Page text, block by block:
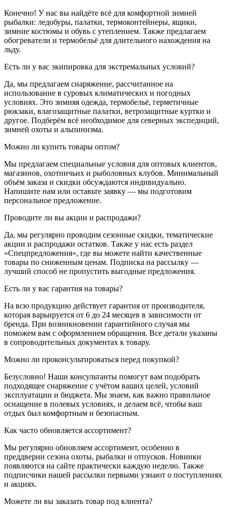
Конечно! У нас вы найдёте всё для комфортной зимней
рыбалки: ледобуры, палатки, термоконтейнеры, ящики,
зимние костюмы и обувь с утеплением. Также предлагаем
обогреватели и термобельё для длительного нахождения на
льду.
Есть ли у вас экипировка для экстремальных условий?
Да, мы предлагаем снаряжение, рассчитанное на
использование в суровых климатических и погодных
условиях. Это зимняя одежда, термобельё, герметичные
рюкзаки, влагозащитные палатки, ветрозащитные куртки и
другое. Подберём всё необходимое для северных экспедиций,
зимней охоты и альпинизма.
Можно ли купить товары оптом?
Мы предлагаем специальные условия для оптовых клиентов,
магазинов, охотничьих и рыболовных клубов. Минимальный
объём заказа и скидки обсуждаются индивидуально.
Напишите нам или оставьте заявку — мы подготовим
персональное предложение.
Проводите ли вы акции и распродажи?
Да, мы регулярно проводим сезонные скидки, тематические
акции и распродажи остатков. Также у нас есть раздел
«Спецпредложения», где вы можете найти качественные
товары по сниженным ценам. Подписка на рассылку —
лучший способ не пропустить выгодные предложения.
Есть ли у вас гарантия на товары?
На всю продукцию действует гарантия от производителя,
которая варьируется от 6 до 24 месяцев в зависимости от
бренда. При возникновении гарантийного случая мы
поможем вам с оформлением обращения. Все детали указаны
в сопроводительных документах к товару.
Можно ли проконсультироваться перед покупкой?
Безусловно! Наши консультанты помогут вам подобрать
подходящее снаряжение с учётом ваших целей, условий
эксплуатации и бюджета. Мы знаем, как важно правильное
оснащение в полевых условиях, и делаем всё, чтобы ваш
отдых был комфортным и безопасным.
Как часто обновляется ассортимент?
Мы регулярно обновляем ассортимент, особенно в
преддверии сезона охоты, рыбалки и отпусков. Новинки
появляются на сайте практически каждую неделю. Также
подписчики нашей рассылки первыми узнают о поступлениях
и акциях.
Можете ли вы заказать товар под клиента?